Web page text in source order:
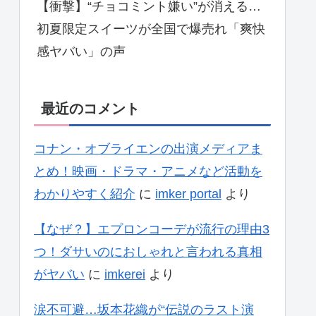
【衝撃】“チョコミント嫌い”が消える…
初夏限定スイーツが全国で爆売れ「爽快
感ヤバい」の声
最近のコメント
コナン・オブライエンの出演メディアま
とめ！映画・ドラマ・アニメなど活動を
わかりやすく紹介 に imker portal より
【なぜ？】エプロンコーデが流行の理由3
つ！ダサいのにおしゃれと言われる真相
がヤバい に imkerei より
涙不可避…坂本花織が“伝説のラスト演